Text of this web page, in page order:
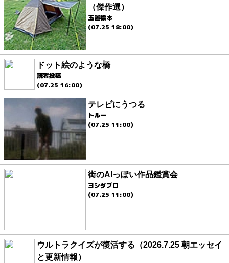
（傑作選）
玉置標本
(07.25 18:00)
ドット絵のような橋
読者投稿
(07.25 16:00)
テレビにうつる
トルー
(07.25 11:00)
街のAIっぽい作品鑑賞会
ヨシダプロ
(07.25 11:00)
ウルトラクイズが復活する（2026.7.25 朝エッセイ
と更新情報）